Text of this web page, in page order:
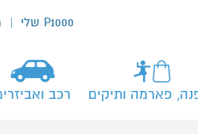
P1000 שלי
פארמה ותיקים רכב